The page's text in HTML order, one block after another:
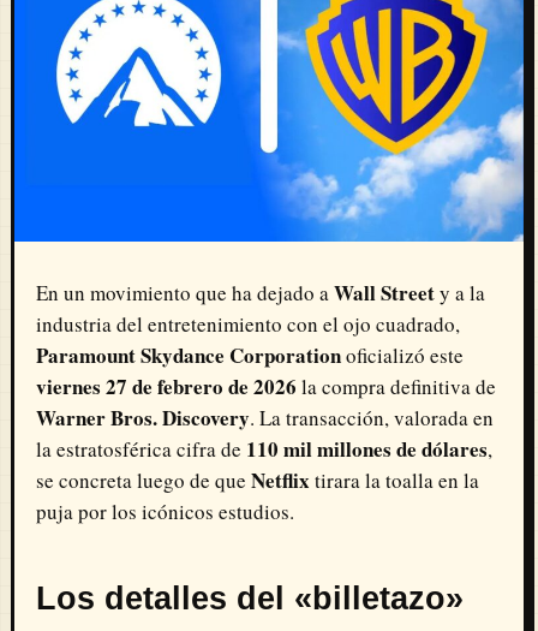
En un movimiento que ha dejado aWall Streety a la
industria del entretenimiento con el ojo cuadrado,
Paramount Skydance Corporationoficializó este
viernes 27 de febrero de 2026 la compra definitiva de
Warner Bros. Discovery. La transacción, valorada en
la estratosférica cifra de 110 mil millones de dólares,
se concreta luego de que Netflixtirara la toalla en la
puja por los icónicos estudios.
Los detalles del «billetazo»